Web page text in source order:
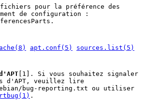
fichiers pour la préférence des
de configuration :
apt.conf(5) sources.list(5)
[1]. Si vous souhaitez signaler
d'APT, veuillez lire
bug-reporting.txt ou utiliser
.